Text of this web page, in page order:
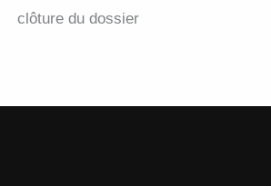
clôture du dossier